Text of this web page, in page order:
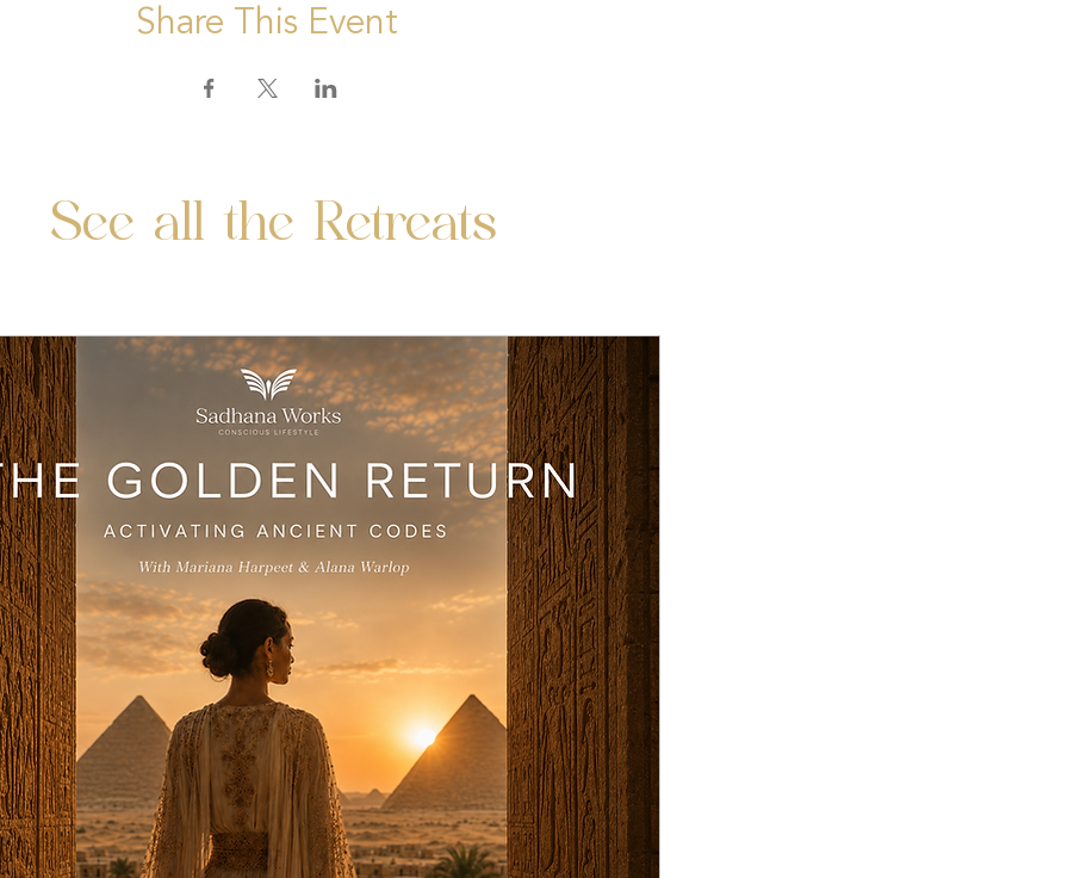
Share This Event
See all the Retreats